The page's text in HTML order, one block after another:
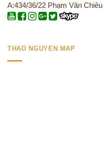
A:434/36/22 Phạm Văn Chiêu
THAO NGUYEN MAP